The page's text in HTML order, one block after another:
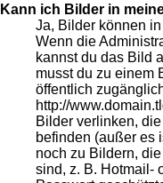
Kann ich Bilder in
Ja, Bilder können
Wenn die
kannst du das Bild
musst du zu einem
öffentlich
http://
Bilder verlinken,
befinden (außer es
noch zu Bildern,
sind, z. B. Hotmail-